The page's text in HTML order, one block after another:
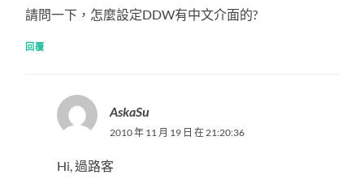
請問一下，怎麼設定DDW有中文介面的?
回覆
AskaSu
2010 年 11 月 19 日 在 21:20:36
Hi, 過路客